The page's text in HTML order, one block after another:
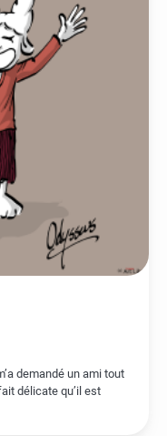
demandé un ami tout
délicate qu’il est